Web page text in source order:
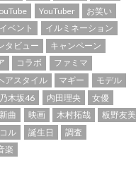
YouTuber
お笑い
イベント
イルミネーション
タビュー
キャンペーン
コラボ
ファミマ
アスタイル マギー
モデル
乃木坂46 内田理央
女優
新曲 映画 木村拓哉
板野友美
ル 誕生日
調査
楽